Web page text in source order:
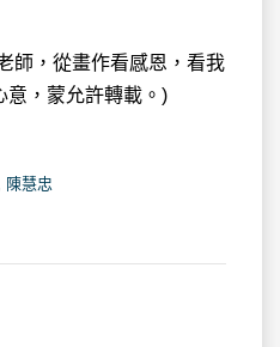
師，從畫作看感恩，看我
意，蒙允許轉載。)
陳慧忠